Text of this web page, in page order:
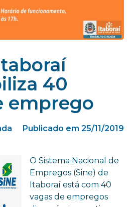
40
emprego
Publicado em 25/11/2019
O Sistema Nacional de
Empregos (Sine) de
Itaboraí está com 40
vagas de empregos